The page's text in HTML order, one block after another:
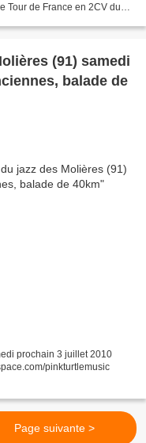
Tour de France en 2CV du
(91) samedi
balade de
prochain 3 juillet 2010
pinkturtlemusic
Page suivante >